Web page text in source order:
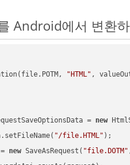
Android에서 변환
"HTML" ,
= new
"/file.HTML" );
new SaveAsRequest( "file.DOTM"